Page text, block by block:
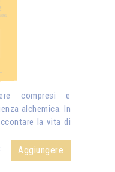
compresi e
alchemica. In
la vita di
Aggiungere